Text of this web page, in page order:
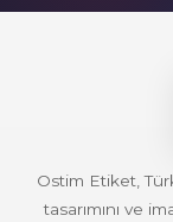
Ostim Etiket,
tasarımını ve